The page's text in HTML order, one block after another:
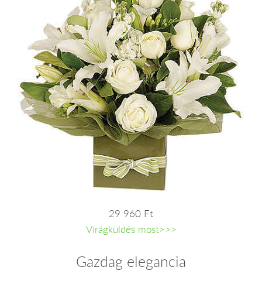
29 960 Ft
Virágküldés most>>>
Gazdag elegancia